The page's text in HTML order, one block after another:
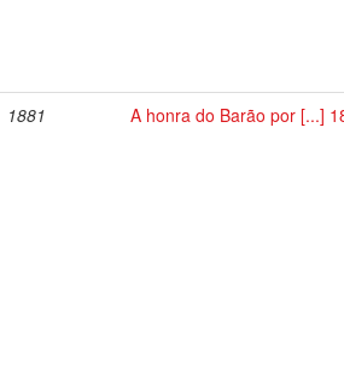
1881 A honra do Barão por [...]